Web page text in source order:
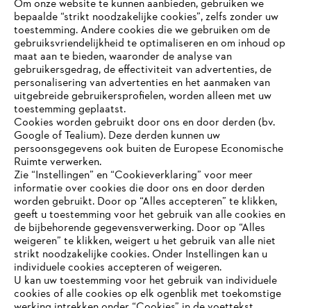
Bedrijf
STIHL FAQ
Contact
Gegevensbescherming Impressum
Cookie-informatie Juridische informatie
JE BROWSER WORDT NIET
ONDERSTEUND
Je gebruikt een browser die we nog niet ondersteunen. Om
onze website optimaal te kunnen gebruiken, raden we aan dat
je overschakelt op één van de volgende browsers:
Om onze website te kunnen aanbieden, gebruiken we
bepaalde “strikt noodzakelijke cookies”, zelfs zonder uw
toestemming. Andere cookies die we gebruiken om de
gebruiksvriendelijkheid te optimaliseren en om inhoud op
maat aan te bieden, waaronder de analyse van
gebruikersgedrag, de effectiviteit van advertenties, de
personalisering van advertenties en het aanmaken van
uitgebreide gebruikersprofielen, worden alleen met uw
toestemming geplaatst.
Cookies worden gebruikt door ons en door derden (bv.
Google of Tealium). Deze derden kunnen uw
persoonsgegevens ook buiten de Europese Economische
Ruimte verwerken.
Zie “Instellingen” en “Cookieverklaring” voor meer
informatie over cookies die door ons en door derden
worden gebruikt. Door op “Alles accepteren” te klikken,
geeft u toestemming voor het gebruik van alle cookies en
de bijbehorende gegevensverwerking. Door op “Alles
weigeren” te klikken, weigert u het gebruik van alle niet
strikt noodzakelijke cookies. Onder Instellingen kan u
individuele cookies accepteren of weigeren.
U kan uw toestemming voor het gebruik van individuele
cookies of alle cookies op elk ogenblik met toekomstige